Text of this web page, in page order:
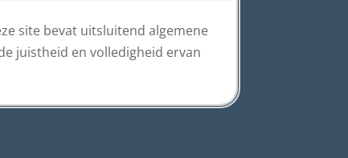
site bevat uitsluitend algemene
juistheid en volledigheid ervan